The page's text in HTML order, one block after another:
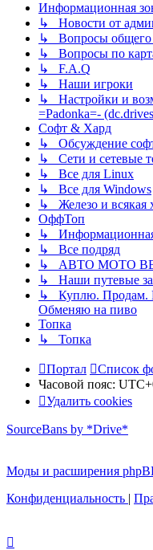
Информационная
↳ Новости от
↳ Вопросы общего
↳ Вопросы по
↳ F.A.Q
↳ Наши игроки
↳ Настройки и
=Padonka=-
Софт & Хард
↳ Обсуждение
↳ Сети и сетевые
↳ Все для Linux
↳ Все для Windows
↳ Железо и всякая
ОффТоп
↳
↳ Все подряд
↳ АВТО МОТО
↳ Наши путевые
↳ Куплю. Продам.
Обменяю на пиво
Топка
↳ Топка
Портал
Список
Часовой пояс:
Удалить cookies
SourceBans by *Drive*
Моды и расширения
Конфиденциальность |